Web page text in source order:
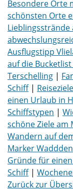
Besondere Orte
schönsten Orte
Lieblingsstrände
Ausflugstipp
auf die Bucketlist
Terschelling |
Schiff|
einen Urlaub in
Schiffstypen |
schöne Ziele am
Wandern auf
Marker Waddden
Gründe für
Schiff|
Zurück zur